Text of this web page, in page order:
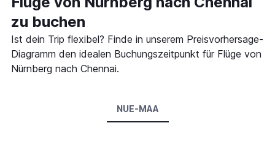
zu buchen
Ist dein Trip flexibel? Finde in unserem Preisvorhersage-
Diagramm den idealen Buchungszeitpunkt für Flüge von
Nürnberg nach Chennai.
NUE-MAA